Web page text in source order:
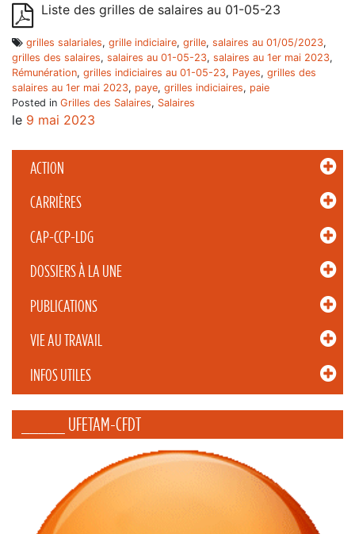
ACTION
CARRIÈRES
CAP-CCP-LDG
DOSSIERS À LA UNE
PUBLICATIONS
VIE AU TRAVAIL
INFOS UTILES
_____ UFETAM-CFDT
Liste des grilles de salaires au 01-05-23
grilles salariales, grille indiciaire, grille, salaires au 01/05/2023,
grilles des salaires, salaires au 01-05-23, salaires au 1er mai 2023,
Rémunération, grilles indiciaires au 01-05-23, Payes, grilles des
salaires au 1er mai 2023, paye, grilles indiciaires, paie
Posted in Grilles des Salaires, Salaires
le 9 mai 2023